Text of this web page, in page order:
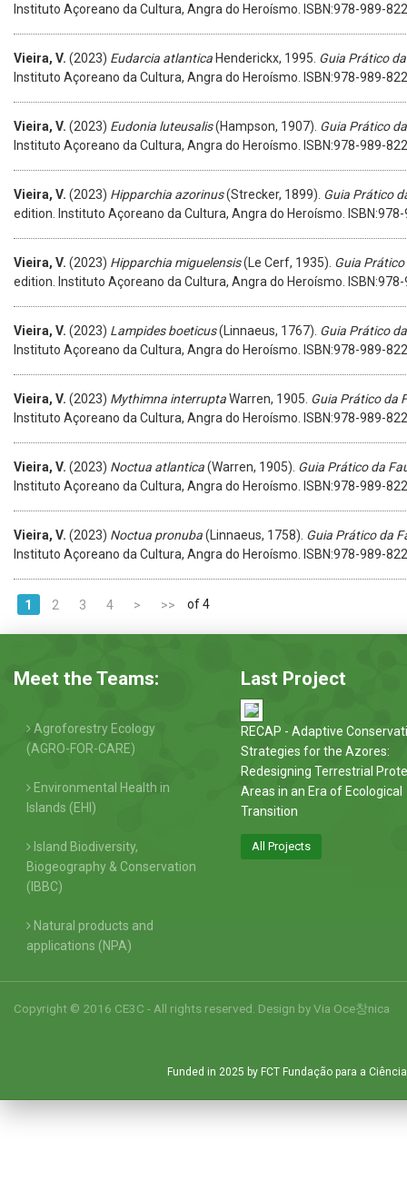
Instituto Açoreano da Cultura, Angra do Heroísmo. ISBN:978-989-
Vieira, V. (2023) Eudarcia atlantica Henderickx, 1995. Guia Prático
Instituto Açoreano da Cultura, Angra do Heroísmo. ISBN:978-989-
Vieira, V. (2023) Eudonia luteusalis(Hampson, 1907). Guia Prático
Instituto Açoreano da Cultura, Angra do Heroísmo. ISBN:978-989-
Vieira, V. (2023) Hipparchia azorinus(Strecker, 1899). Guia Prático
edition. Instituto Açoreano da Cultura, Angra do Heroísmo.
Vieira, V. (2023) Hipparchia miguelensis(Le Cerf, 1935). Guia
edition. Instituto Açoreano da Cultura, Angra do Heroísmo.
Vieira, V. (2023) Lampides boeticus(Linnaeus, 1767). Guia Prático
Instituto Açoreano da Cultura, Angra do Heroísmo. ISBN:978-989-
Vieira, V. (2023) Mythimna interruptaWarren, 1905. Guia Prático da
Instituto Açoreano da Cultura, Angra do Heroísmo. ISBN:978-989-
Vieira, V. (2023) Noctua atlantica(Warren, 1905). Guia Prático da
Instituto Açoreano da Cultura, Angra do Heroísmo. ISBN:978-989-
Vieira, V. (2023) Noctua pronuba(Linnaeus, 1758). Guia Prático da
Instituto Açoreano da Cultura, Angra do Heroísmo. ISBN:978-989-
1 2 3 4 > >> of 4
Meet the Teams:
Agroforestry Ecology
(AGRO-FOR-CARE)
Environmental Health in
Islands (EHI)
Island Biodiversity,
Biogeography & Conservation
(IBBC)
Natural products and
applications (NPA)
Last Project
RECAP - Adaptive
Strategies for the Azores:
Redesigning Terrestrial
Areas in an Era of Ecological
Transition
All Projects
Copyright © 2016 CE3C - All rights reserved. Design byVia Oce창nica
Funded in 2025 by FCT Fundação para a